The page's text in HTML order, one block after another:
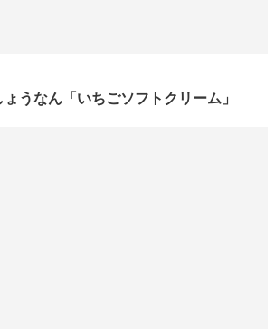
うなん「いちごソフトクリーム」